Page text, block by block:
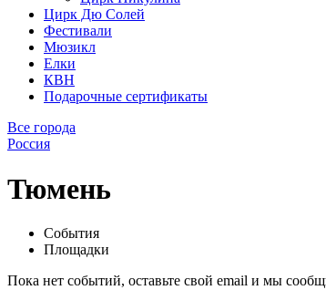
Цирк Дю Солей
Фестивали
Мюзикл
Елки
КВН
Подарочные сертификаты
Все города
Россия
Тюмень
События
Площадки
Пока нет событий, оставьте свой email и мы